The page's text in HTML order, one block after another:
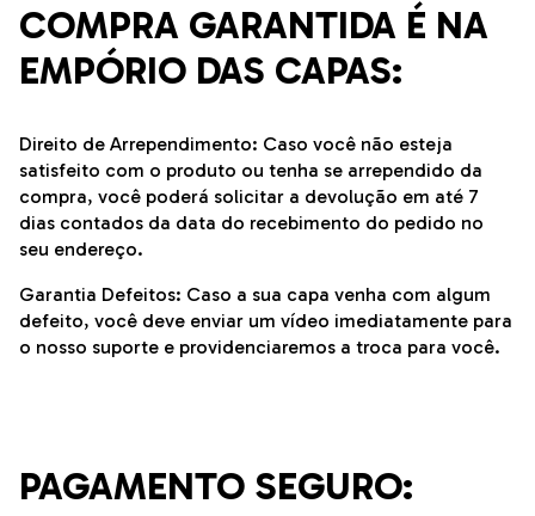
COMPRA GARANTIDA É NA
EMPÓRIO DAS CAPAS:
Direito de Arrependimento: Caso você não esteja
satisfeito com o produto ou tenha se arrependido da
compra, você poderá solicitar a devolução em até 7
dias contados da data do recebimento do pedido no
seu endereço.
Garantia Defeitos: Caso a sua capa venha com algum
defeito, você deve enviar um vídeo imediatamente para
o nosso suporte e providenciaremos a troca para você.
PAGAMENTO SEGURO: